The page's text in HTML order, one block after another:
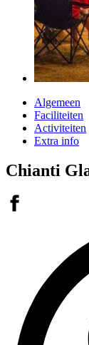
Algemeen
Faciliteiten
Activiteiten
Extra info
Chianti